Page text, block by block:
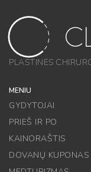
PLASTINĖS
MENIU
GYDYTOJAI
PRIEŠ IR PO
KAINORAŠTIS
DOVANŲ KUPONAS